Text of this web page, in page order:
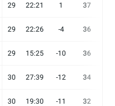
29 22:21 1 37
29 22:26 -4 36
29 15:25 -10 36
30 27:39 -12 34
30 19:30 -11 32